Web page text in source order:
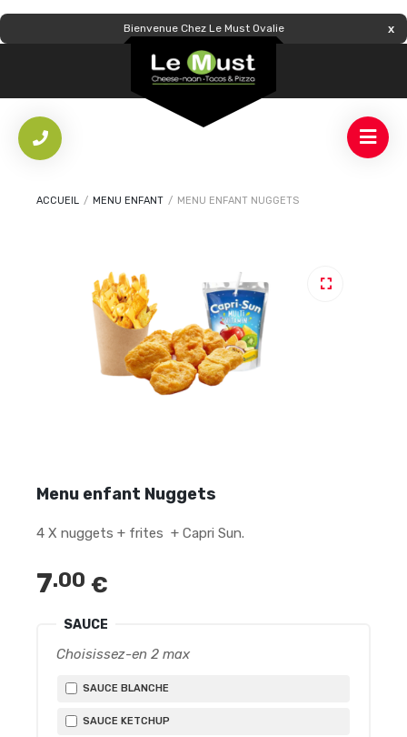
Bienvenue Chez Le Must Ovalie
ACCUEIL / MENU ENFANT / MENU ENFANT NUGGETS
Menu enfant Nuggets
4 X nuggets + frites + Capri Sun.
7.00 €
SAUCE
Choisissez-en 2 max
SAUCE BLANCHE
SAUCE KETCHUP